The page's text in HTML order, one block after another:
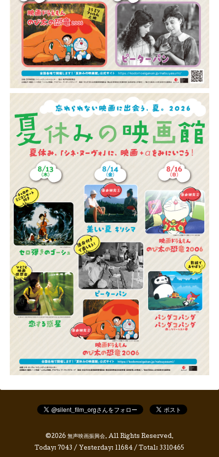
©2026 無声映画振興会. All Rights Reserved.
Today: 7043 / Yesterday: 11684 / Total: 3310465